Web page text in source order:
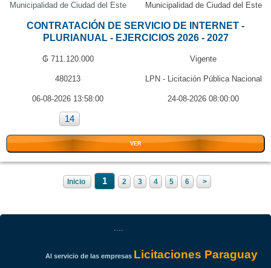
Municipalidad de Ciudad del Este Municipalidad de Ciudad del Este
CONTRATACIÓN DE SERVICIO DE INTERNET -
PLURIANUAL - EJERCICIOS 2026 - 2027
₲ 711.120.000 Vigente
480213 LPN - Licitación Pública Nacional
06-08-2026 13:58:00 24-08-2026 08:00:00
14
VER
Inicio 1 2 3 4 5 6 >
Al servicio de las empresas Licitaciones Paraguay